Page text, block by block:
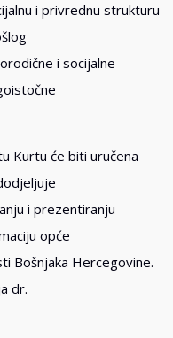
i privrednu strukturu
i socijalne
Kurtu će biti uručena
i prezentiranju
opće
Bošnjaka Hercegovine.
dr.